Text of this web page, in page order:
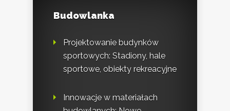
Budowlanka
Projektowanie budynków
sportowych: Stadiony, hale
sportowe, obiekty rekreacyjne
Innowacje w materiałach